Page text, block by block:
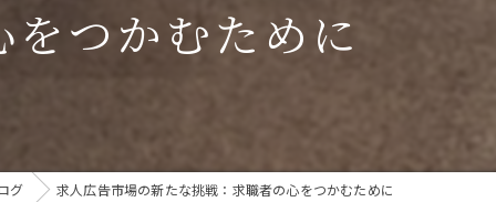
会社AOA 南森町オフィス
つかむために
グ 求人広告市場の新たな挑戦：求職者の心をつかむために